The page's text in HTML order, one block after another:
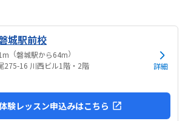
た。
城駅前校
（磐城駅から64m）
275-16 川西ビル1階・2階
詳細
験レッスン申込みはこちら